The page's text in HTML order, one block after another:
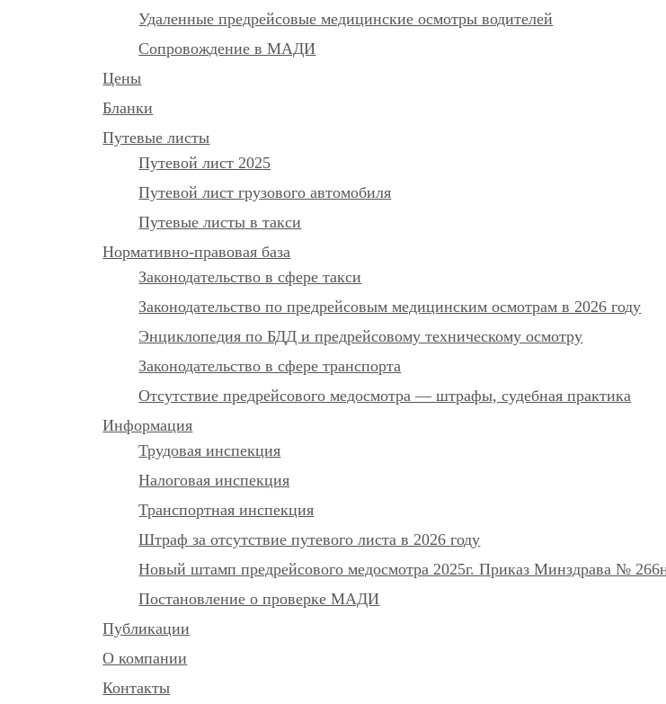
Удаленные предрейсовые медицинские осмотры водителей
Сопровождение в МАДИ
Цены
Бланки
Путевые листы
Путевой лист 2025
Путевой лист грузового автомобиля
Путевые листы в такси
Нормативно-правовая база
Законодательство в сфере такси
Законодательство по предрейсовым медицинским осмотрам в 2026 году
Энциклопедия по БДД и предрейсовому техническому осмотру
Законодательство в сфере транспорта
Отсутствие предрейсового медосмотра — штрафы, судебная практика
Информация
Трудовая инспекция
Налоговая инспекция
Транспортная инспекция
Штраф за отсутствие путевого листа в 2026 году
Новый штамп предрейсового медосмотра 2025г. Приказ Минздрава №
Постановление о проверке МАДИ
Публикации
О компании
Контакты